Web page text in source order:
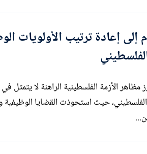
إعادة ترتيب الأولويات
مظاهر الأزمة الفلسطينية الراهنة لا يتمثل
حيث استحوذت القضايا الوظيفية